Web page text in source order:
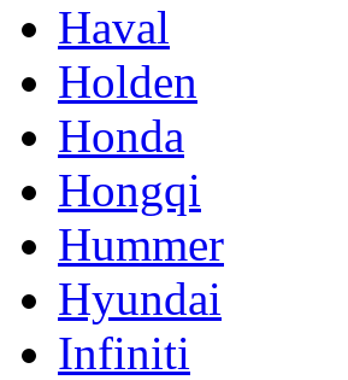
Haval
Holden
Honda
Hongqi
Hummer
Hyundai
Infiniti